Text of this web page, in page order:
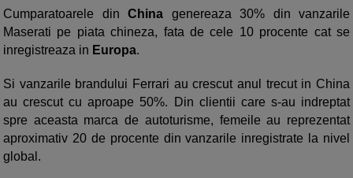
Cumparatoarele din China genereaza 30% din
vanzarile
Maserati pe piata chineza, fata de cele 10 procente cat se
inregistreaza in Europa.
Si vanzarile brandului Ferrari au crescut anul trecut in China
au crescut cu aproape 50%. Din clientii care s-au indreptat
spre aceasta marca de autoturisme, femeile au reprezentat
aproximativ 20 de procente din vanzarile inregistrate la nivel
global.